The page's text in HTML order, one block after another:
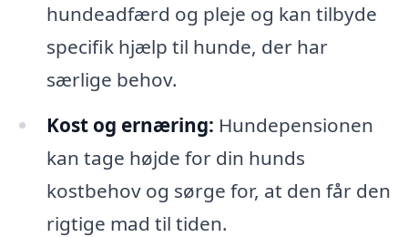
hundeadfærd og pleje og kan tilbyde
specifik hjælp til hunde, der har
særlige behov.
Kost og ernæring: Hundepensionen
kan tage højde for din hunds
kostbehov og sørge for, at den får den
rigtige mad til tiden.